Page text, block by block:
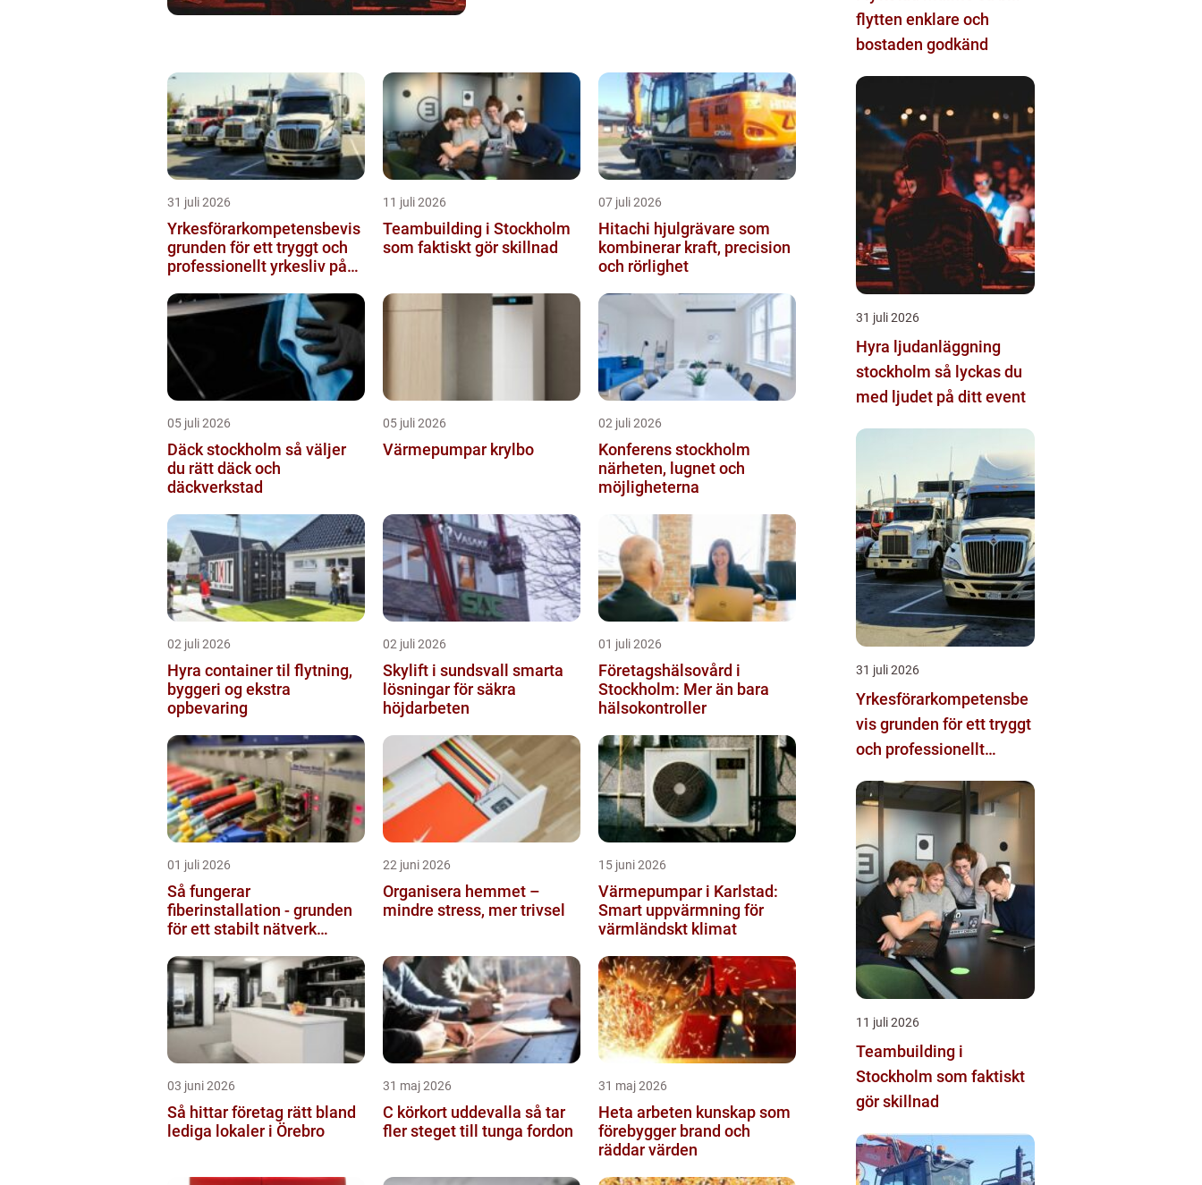
31 juli 2026
Yrkesförarkompetensbevis
grunden för ett tryggt och
professionellt yrkesliv på
11 juli 2026
Teambuilding i Stockholm
som faktiskt gör skillnad
07 juli 2026
Hitachi hjulgrävare som
kombinerar kraft, precision
och rörlighet
05 juli 2026
Däck stockholm så väljer
du rätt däck och
däckverkstad
05 juli 2026
Värmepumpar krylbo
02 juli 2026
Konferens stockholm
närheten, lugnet och
möjligheterna
02 juli 2026
Hyra container til flytning,
byggeri og ekstra
opbevaring
02 juli 2026
Skylift i sundsvall smarta
lösningar för säkra
höjdarbeten
01 juli 2026
Företagshälsovård i
Stockholm: Mer än bara
hälsokontroller
01 juli 2026
Så fungerar
fiberinstallation - grunden
för ett stabilt nätverk
22 juni 2026
Organisera hemmet –
mindre stress, mer trivsel
15 juni 2026
Värmepumpar i Karlstad:
Smart uppvärmning för
värmländskt klimat
03 juni 2026
Så hittar företag rätt bland
lediga lokaler i Örebro
31 maj 2026
C körkort uddevalla så tar
fler steget till tunga fordon
31 maj 2026
Heta arbeten kunskap som
förebygger brand och
räddar värden
flytten enklare och
bostaden godkänd
31 juli 2026
Hyra ljudanläggning
stockholm så lyckas du
med ljudet på ditt event
31 juli 2026
Yrkesförarkompetensbe
vis grunden för ett tryggt
och professionellt
11 juli 2026
Teambuilding i
Stockholm som faktiskt
gör skillnad